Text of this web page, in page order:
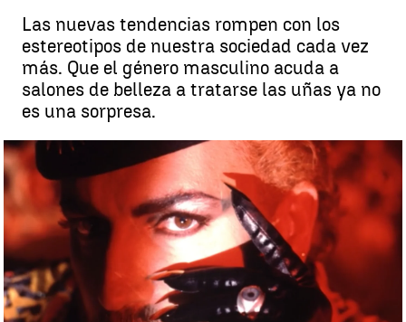
Las nuevas tendencias rompen con los
estereotipos de nuestra sociedad cada vez
más. Que el género masculino acuda a
salones de belleza a tratarse las uñas ya no
es una sorpresa.
Hombres con las uñas pintadas: la nueva moda que rompe clichés |
Antena 3
Nerea del Hoyo
Publicado:
17 de junio de 2023, 18:19